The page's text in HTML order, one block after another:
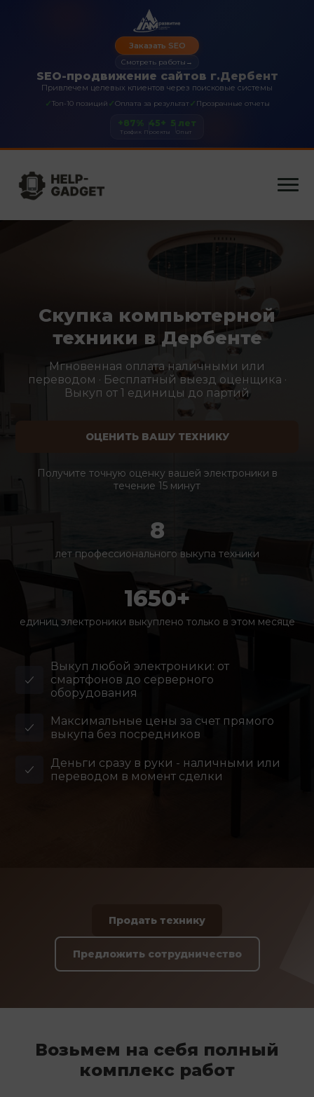
SEO-продвижение сайтов г.Дербент
Привлечем целевых клиентов через поисковые системы
✓Топ-10 позиций ✓Оплата за результат✓ Прозрачные отчеты
Заказать SEO
Смотреть работы →
+87%
Трафик
45+
Проекты
5 лет
Опыт
Скупка компьютерной
техники в Дербенте
Мгновенная оплата наличными или
переводом · Бесплатный выезд оценщика ·
Выкуп от 1 единицы до партий
ОЦЕНИТЬ ВАШУ ТЕХНИКУ
Получите точную оценку вашей электроники в
течение 15 минут
8
лет профессионального выкупа техники
1650+
единиц электроники выкуплено только в этом месяце
Выкуп любой электроники: от
смартфонов до серверного
оборудования
Максимальные цены за счет прямого
выкупа без посредников
Деньги сразу в руки - наличными или
переводом в момент сделки
Продать технику
Предложить сотрудничество
Возьмем на себя полный
комплекс работ